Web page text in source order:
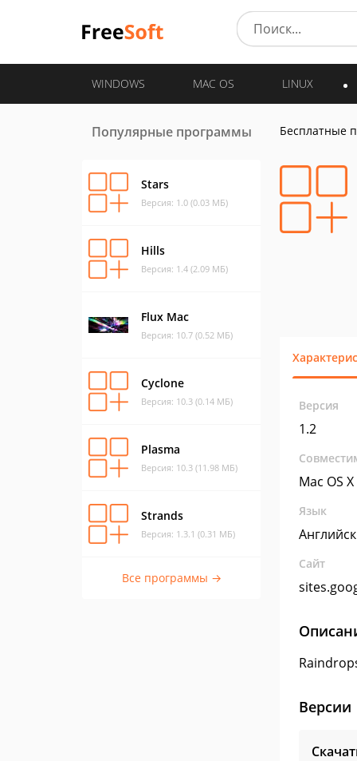
WINDOWS MAC OS LINUX
Популярные программы
Stars
Версия: 1.0 (0.03 МБ)
Hills
Версия: 1.4 (2.09 МБ)
Flux Mac
Версия: 10.7 (0.52 МБ)
Cyclone
Версия: 10.3 (0.14 МБ)
Plasma
Версия: 10.3 (11.98 МБ)
Strands
Версия: 1.3.1 (0.31 МБ)
Все программы →
Бесплатные
Версия
1.2
Mac OS X
Язык
Сайт
Версии